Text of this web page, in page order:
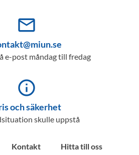
mail_outline
e-post måndag till fredag
info_outline
och säkerhet
skulle uppstå
Kontakt
Hitta till oss